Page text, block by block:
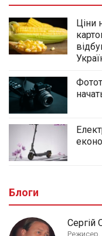
Ціни
Блоги
Сергій
Режисер,